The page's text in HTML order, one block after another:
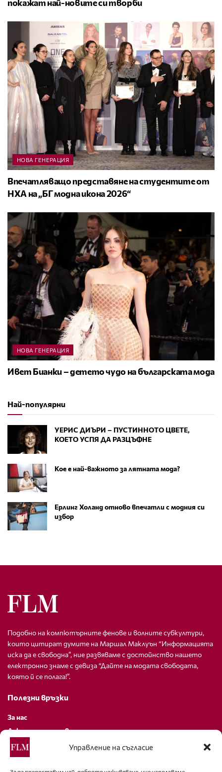
Управление на съгласие
покажат най-новите си творби
НОВА ГЕНЕРАЦИЯ
Впечатляващо представяне на студентите от
НХА на „БГ модна икона 2026“
НОВА ГЕНЕРАЦИЯ
Ивет Бианки – детето чудо на българската мода
Най-популярни
УЕРИС ДИЪРИ – ПУСТИННОТО ЦВЕТЕ,
КОЕТО УСПЯ ДА РАЗЦЪФНЕ
Кое е най-важното за лятната мода?
Ерлинг Холанд отново впечатли с модния си
избор
Подобно на компютърните фенове и волните субкултури,
които цитират думите на Маршал Маклуън “Информацията
иска да е свободна”, ние развяваме с достойнство нашето
електронно знаме с девиза “Дайте на модата свободата,
която й се полага!”.
Полезни връзки
За нас
Декларация за поверителност
Политика за бисквитки
За контакти